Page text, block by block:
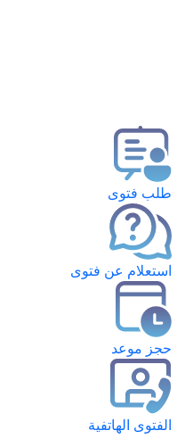
طلب فتوى
استعلام عن فتوى
حجز موعد
الفتوى الهاتفية